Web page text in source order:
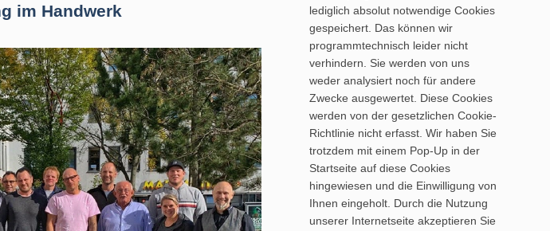
im Handwerk
lediglich absolut notwendige Cookies
gespeichert. Das können wir
programmtechnisch leider nicht
verhindern. Sie werden von uns
weder analysiert noch für andere
Zwecke ausgewertet. Diese Cookies
werden von der gesetzlichen Cookie-
Richtlinie nicht erfasst. Wir haben Sie
trotzdem mit einem Pop-Up in der
Startseite auf diese Cookies
hingewiesen und die Einwilligung von
Ihnen eingeholt. Durch die Nutzung
unserer Internetseite akzeptieren Sie